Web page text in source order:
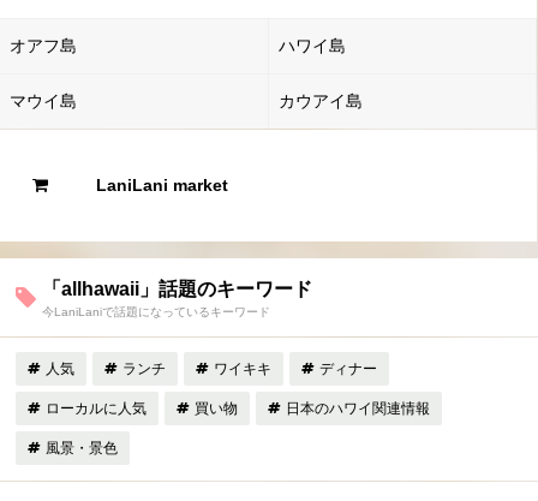
オアフ島 ハワイ島
マウイ島 カウアイ島
LaniLani market
「allhawaii」話題のキーワード
今LaniLaniで話題になっているキーワード
人気 ランチ ワイキキ ディナー
ローカルに人気 買い物 日本のハワイ関連情報
風景・景色